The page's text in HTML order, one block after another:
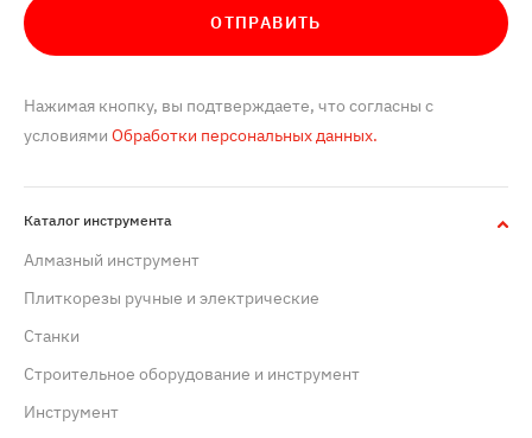
ОТПРАВИТЬ
Нажимая кнопку, вы подтверждаете, что согласны с
условиями Обработки персональных данных.
Каталог инструмента
Алмазный инструмент
Плиткорезы ручные и электрические
Станки
Строительное оборудование и инструмент
Инструмент